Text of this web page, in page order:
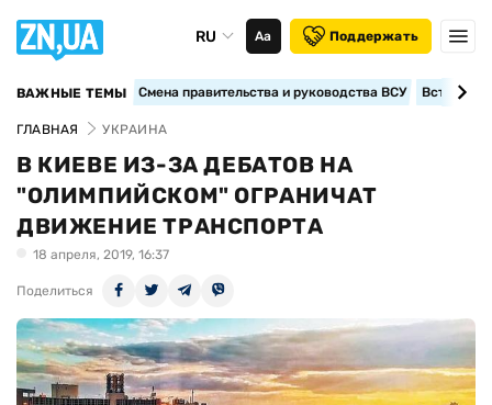
RU Аа Поддержать
ВАЖНЫЕ ТЕМЫ Смена правительства и руководства ВСУ
ГЛАВНАЯ УКРАИНА
В КИЕВЕ ИЗ-ЗА ДЕБАТОВ НА
"ОЛИМПИЙСКОМ" ОГРАНИЧАТ
ДВИЖЕНИЕ ТРАНСПОРТА
18 апреля, 2019, 16:37
Поделиться